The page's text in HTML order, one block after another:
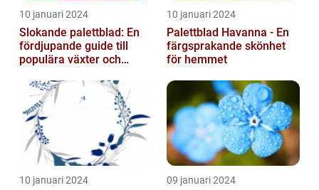
10 januari 2024
Slokande palettblad: En
fördjupande guide till
populära växter och
10 januari 2024
Palettblad Havanna - En
färgsprakande skönhet
för hemmet
10 januari 2024 09 januari 2024